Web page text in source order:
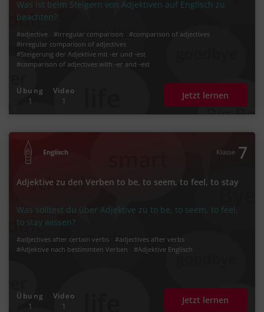
Was ist beim Steigern von Adjektiven auf Englisch zu
beachten?
#adjective #irregular comparison
#comparison of adjectives
#irregular comparison of adjectives
#Steigerung der Adjektive mit -er und -est
#comparison of adjectives with -er and -est
Übung
1
Video
1
Jetzt lernen
Englisch Klasse 7
Adjektive zu den Verben to be, to seem, to feel, to stay
Was solltest du über Adjektive zu to be, to seem, to feel,
to stay wissen?
#adjectives after certain verbs
#adjectives after verbs
#Adjektive nach bestimmten Verben
#Adjektive Englisch
Übung
1
Video
1
Jetzt lernen